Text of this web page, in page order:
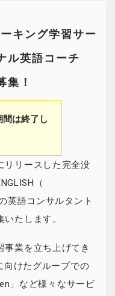
キング学習サー
ル英語コーチ
集！
間は終了し
リリースした完全没
（
語コンサルタント
たします。
事業を立ち上げてき
向けたグループでの
」など様々なサービ